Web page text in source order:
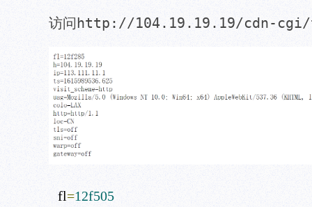
访问http://104.19.19.19/cdn-
fl=12f505